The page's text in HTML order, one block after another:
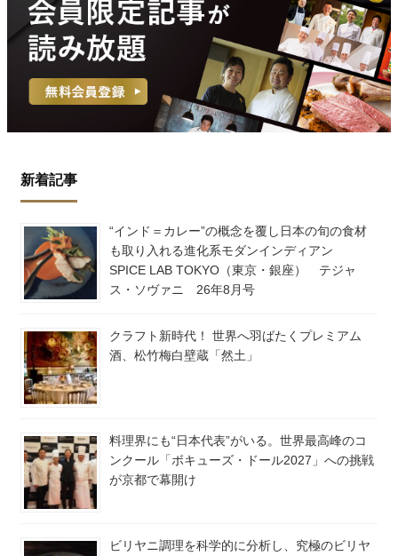
新着記事
“インド＝カレー”の概念を覆し日本の旬の食材
も取り入れる進化系モダンインディアン
SPICE LAB TOKYO（東京・銀座） テジャ
ス・ソヴァニ 26年8月号
クラフト新時代！ 世界へ羽ばたくプレミアム
酒、松竹梅白壁蔵「然土」
料理界にも“日本代表”がいる。世界最高峰のコ
ンクール「ボキューズ・ドール2027」への挑戦
が京都で幕開け
ビリヤニ調理を科学的に分析し、究極のビリヤ